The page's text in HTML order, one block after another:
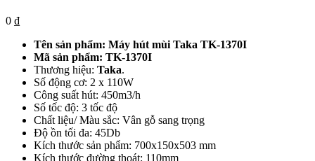
0 ₫
Tên sản phẩm: Máy hút mùi Taka TK-1370I
Mã sản phẩm: TK-1370I
Thương hiệu: Taka.
Số động cơ: 2 x 110W
Công suất hút: 450m3/h
Số tốc độ: 3 tốc độ
Chất liệu/ Màu sắc: Vân gỗ sang trọng
Độ ồn tối đa: 45Db
Kích thước sản phẩm: 700x150x503 mm
Kích thước đường thoát: 110mm